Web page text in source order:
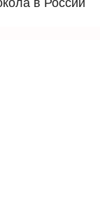
в России